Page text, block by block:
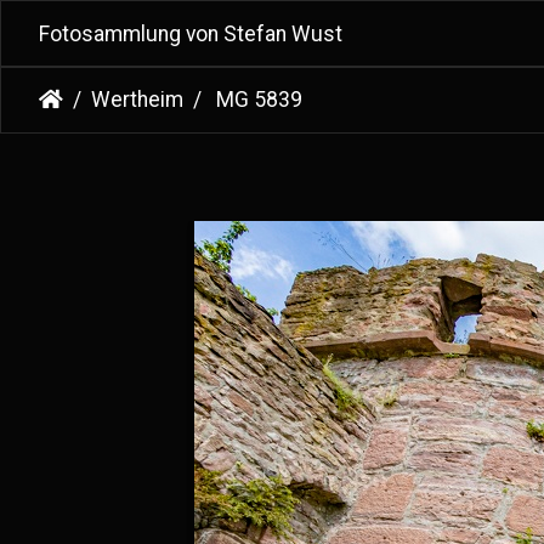
Fotosammlung von Stefan Wust
Wertheim MG 5839